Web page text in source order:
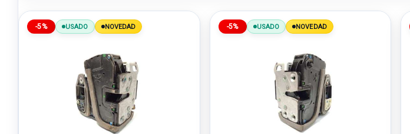
-5% USADO NOVEDAD -5% USADO NOVEDAD